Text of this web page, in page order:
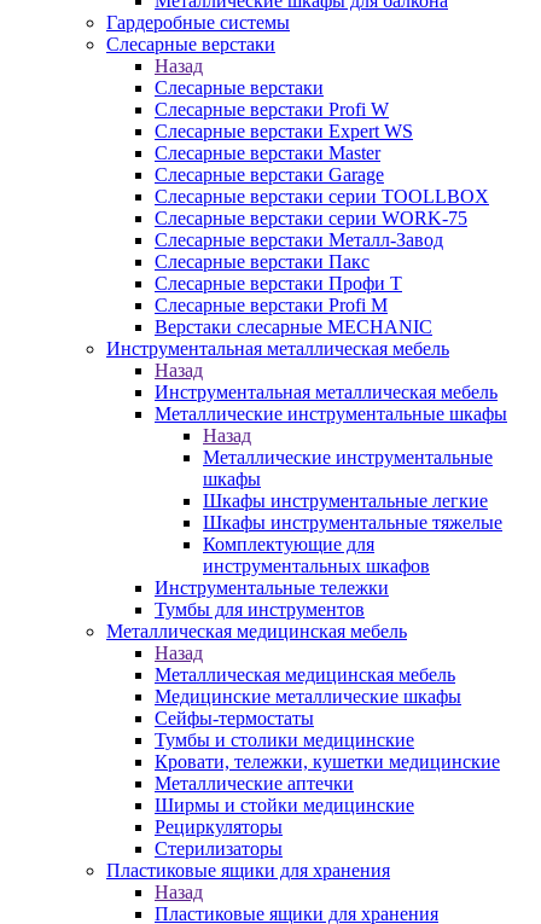
Гардеробные системы
Слесарные верстаки
Назад
Слесарные верстаки
Слесарные верстаки Profi W
Слесарные верстаки Expert WS
Слесарные верстаки Master
Слесарные верстаки Garage
Слесарные верстаки серии TOOLLBOX
Слесарные верстаки серии WORK-75
Слесарные верстаки Металл-Завод
Слесарные верстаки Пакс
Слесарные верстаки Профи Т
Слесарные верстаки Profi M
Верстаки слесарные MECHANIC
Инструментальная металлическая мебель
Назад
Инструментальная металлическая мебель
Металлические инструментальные шкафы
Назад
Металлические инструментальные
шкафы
Шкафы инструментальные легкие
Шкафы инструментальные тяжелые
Комплектующие для
инструментальных шкафов
Инструментальные тележки
Тумбы для инструментов
Металлическая медицинская мебель
Назад
Металлическая медицинская мебель
Медицинские металлические шкафы
Сейфы-термостаты
Тумбы и столики медицинские
Кровати, тележки, кушетки медицинские
Металлические аптечки
Ширмы и стойки медицинские
Рециркуляторы
Стерилизаторы
Пластиковые ящики для хранения
Назад
Пластиковые ящики для хранения